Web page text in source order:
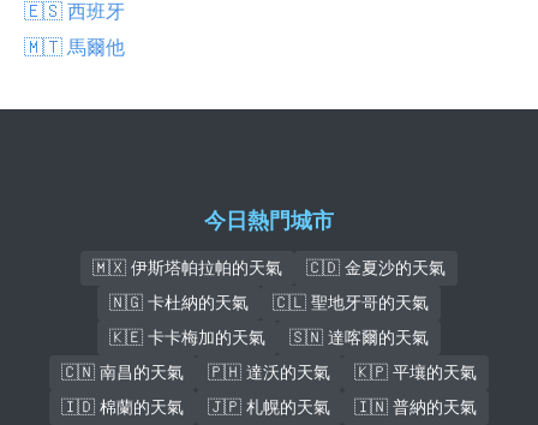
🇪🇸 西班牙
🇲🇹 馬爾他
今日熱門城市
🇲🇽 伊斯塔帕拉帕的天氣
🇨🇩 金夏沙的天氣
🇳🇬 卡杜納的天氣
🇨🇱 聖地牙哥的天氣
🇰🇪 卡卡梅加的天氣
🇸🇳 達喀爾的天氣
🇨🇳 南昌的天氣
🇵🇭 達沃的天氣
🇰🇵 平壤的天氣
🇮🇩 棉蘭的天氣
🇯🇵 札幌的天氣 🇮🇳 普納的天氣